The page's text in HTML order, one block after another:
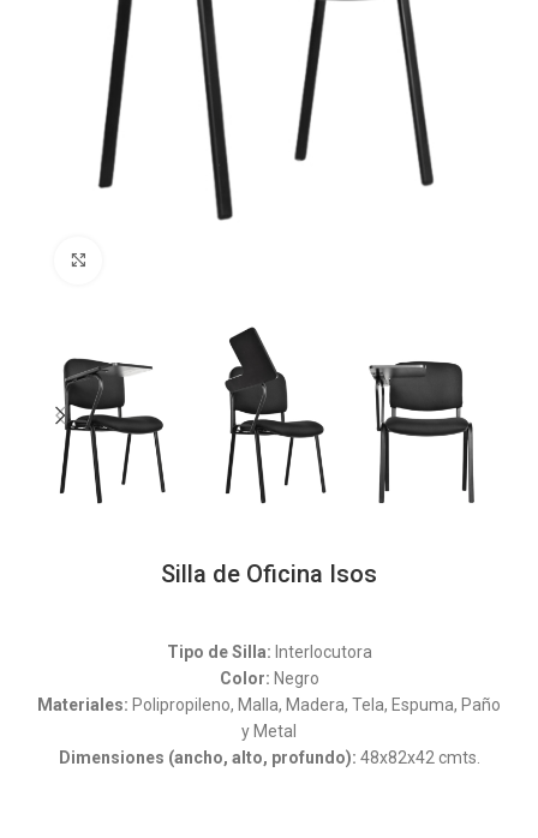
Silla de Oficina Isos
Tipo de Silla: Interlocutora
Color: Negro
Materiales: Polipropileno, Malla, Madera, Tela, Espuma, Paño
y Metal
Dimensiones (ancho, alto, profundo): 48x82x42 cmts.